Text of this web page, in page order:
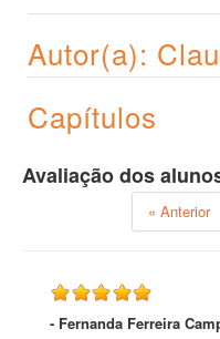
Autor(a):
Capítulos
Avaliação dos
« Anterior
- Fernanda Ferreira